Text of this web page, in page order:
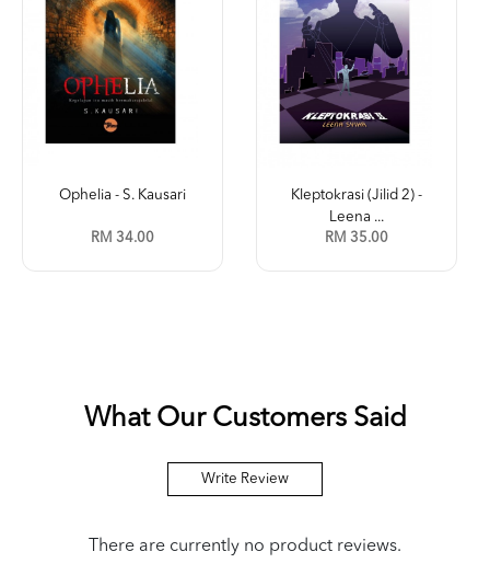
Ophelia - S. Kausari
RM 34.00
Kleptokrasi (Jilid 2) -
Leena ...
RM 35.00
What Our Customers Said
Write Review
There are currently no product reviews.